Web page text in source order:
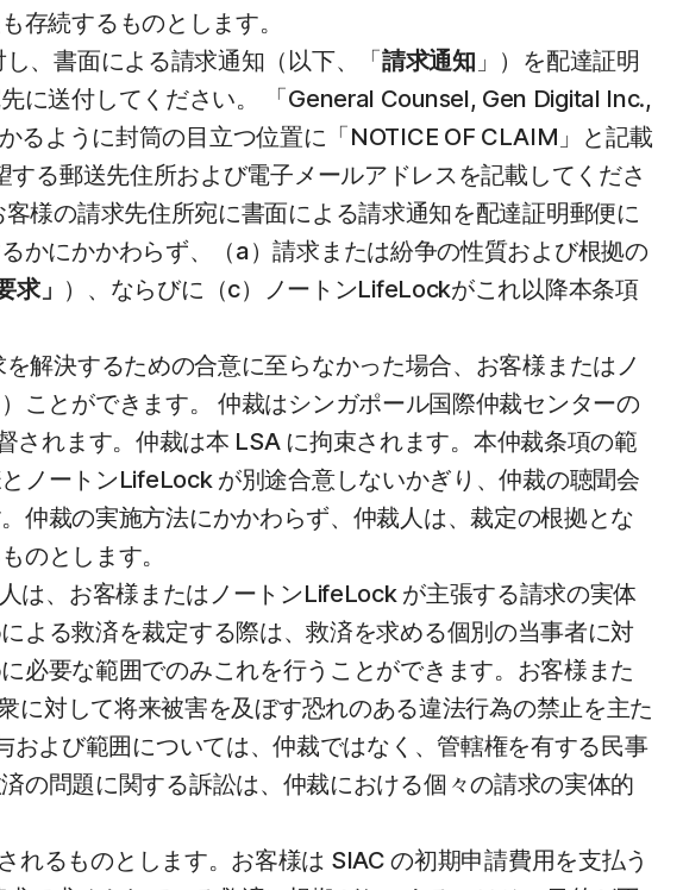
存続するものとします。
、書面による請求通知（以下、「請求通知 」）を配達証明
に送付してください。 「General Counsel, Gen Digital Inc.,
ように封筒の目立つ位置に「NOTICE OF CLAIM」と記載
る郵送先住所および電子メールアドレスを記載してくださ
様の請求先住所宛に書面による請求通知を配達証明郵便に
かにかかわらず、（a）請求または紛争の性質および根拠の
求」 ）、ならびに（c）ノートンLifeLockがこれ以降本条項
解決するための合意に至らなかった場合、お客様またはノ
ことができます。 仲裁はシンガポール国際仲裁センターの
れます。仲裁は本 LSA に拘束されます。本仲裁条項の範
ノートンLifeLock が別途合意しないかぎり、仲裁の聴聞会
仲裁の実施方法にかかわらず、仲裁人は、裁定の根拠とな
のとします。
は、お客様またはノートンLifeLock が主張する請求の実体
よる救済を裁定する際は、救済を求める個別の当事者に対
必要な範囲でのみこれを行うことができます。お客様また
対して将来被害を及ぼす恐れのある違法行為の禁止を主た
よび範囲については、仲裁ではなく、管轄権を有する民事
の問題に関する訴訟は、仲裁における個々の請求の実体的
るものとします。お客様は SIAC の初期申請費用を支払う